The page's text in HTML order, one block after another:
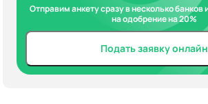
Отправим анкету сразу в несколько
на одобрение на 20%
Подать заявку онлайн